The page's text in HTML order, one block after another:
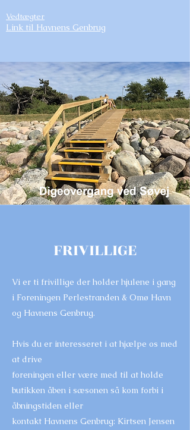
Vedtægter
Link til Havnens Genbrug
FRIVILLIGE
Vi er ti frivillige der holder hjulene i gang
i Foreningen Perlestranden & Omø Havn
og Havnens Genbrug.
Hvis du er interesseret i at hjælpe os med
at drive
foreningen eller være med til at holde
butikken åben i sæsonen så kom forbi i
åbningstiden eller
kontakt Havnens Genbrug: Kirtsen Jensen